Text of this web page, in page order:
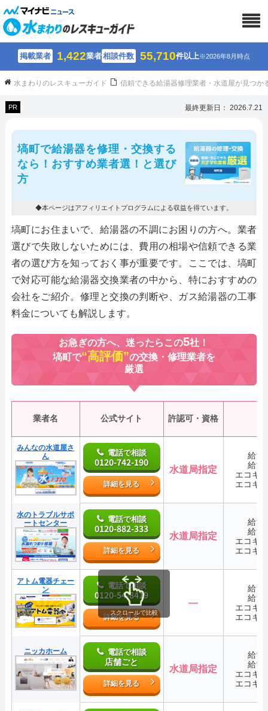
掲載業者 1,422業者相談件数 55,710件以上※2026年8月時点
水まわりのレスキューガイド 信頼できる給湯器修理業者・水道屋が見つか
PR 最終更新日： 2026.7.21
塙町で給湯器を修理・交換する
なら！おすすめ業者選！と選び
方
◆本ページはアフィリエイトプログラムによる収益を得ています。
塙町にお住まいで、給湯器の不調にお困りの方へ。業者
選びで失敗しないためには、費用の相場や信頼できる業
者の選び方を知っておく事が重要です。ここでは、塙町
で対応可能な給湯器交換業者の中から、特におすすめの
会社をご紹介。修理と交換の判断や、ガス給湯器の工事
料金についても解説します。
お急ぎの方へ、迷ったらこの5社！
塙町で“高評価”の交換・修理業者を
厳選
業者名 公式サイト 許認可・資格
みんなの水道屋さ
ん
電話で相談
0120-742-190
詳細を見る
水道局指定
給湯
給湯
エコキ
エコキ
水のトラブルサポ
ートセンター
電話で相談
0120-882-333
詳細を見る
水道局指定
給湯
給湯
エコキ
エコキ
アトム電器チェー
ン
電話で相談
0120-54-8419
詳細を見る
―
給湯
給湯
エコキ
エコキ
ニッカホーム 電話で相談
店舗ごと
詳細を見る
水道局指定
給湯
給湯
エコキ
エコキ
スクロールで比較